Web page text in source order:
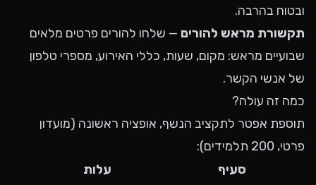
ובטוח בהרבה.
תקשורת מראש להורים — שלחו להורים פרטים מלאים
שבועיים מראש: מקום, שעות, כללי האירוע, מספרי טלפון
של אנשי הקשר.
כמה זה עולה?
תוספת אפטר לתקציב הנשף, אופציה ראשונה (מועדון
פרטי, 200 תלמידים):
סעיף
עלות